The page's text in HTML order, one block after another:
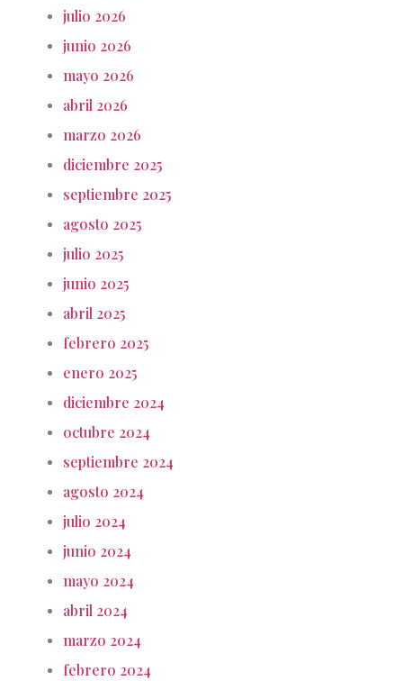
julio 2026
junio 2026
mayo 2026
abril 2026
marzo 2026
diciembre 2025
septiembre 2025
agosto 2025
julio 2025
junio 2025
abril 2025
febrero 2025
enero 2025
diciembre 2024
octubre 2024
septiembre 2024
agosto 2024
julio 2024
junio 2024
mayo 2024
abril 2024
marzo 2024
febrero 2024